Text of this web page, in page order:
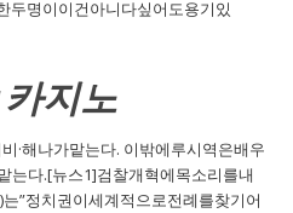
두명이이건아니다싶어도용기있
지노
·해나가맡는다. 이밖에루시역은배우
는다.[뉴스1]검찰개혁에목소리를내
”정치권이세계적으로전례를찾기어